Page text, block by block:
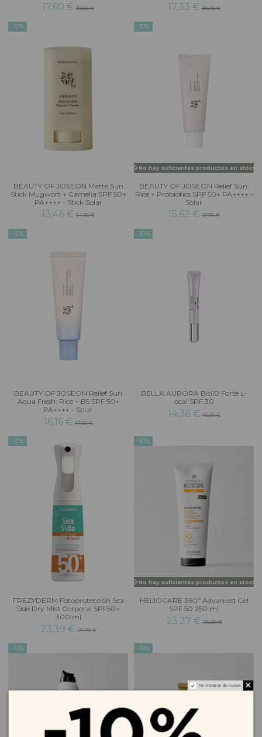
17,60 € 19,55 € 17,33 €19,25 €
-10%
BEAUTY OF JOSEON Matte Sun
Stick Mugwort + Camelia SPF 50+
PA++++ - Stick Solar
13,46 € 14,95 €
-10%
No hay suficientes productos en stock
BEAUTY OF JOSEON Relief Sun:
Rice + Probiotics SPF 50+ PA++++ -
Solar
15,62 € 17,35 €
-10%
BEAUTY OF JOSEON Relief Sun
Aqua Fresh: Rice + B5 SPF 50+
PA++++ - Solar
16,16 €17,95 €
-10%
BELLA AURORA Bio10 Forte L-
ocal SPF 30
14,36 €15,95 €
-10%
FREZYDERM Fotoprotección Sea
Side Dry Mist Corporal SPF50+
300 ml
23,39 €25,99 €
-10%
No hay suficientes productos en stock
HELIOCARE 360º Advanced Gel
SPF 50 250 ml
23,27 €25,85 €
-10% -10%
No mostrar de nuevo